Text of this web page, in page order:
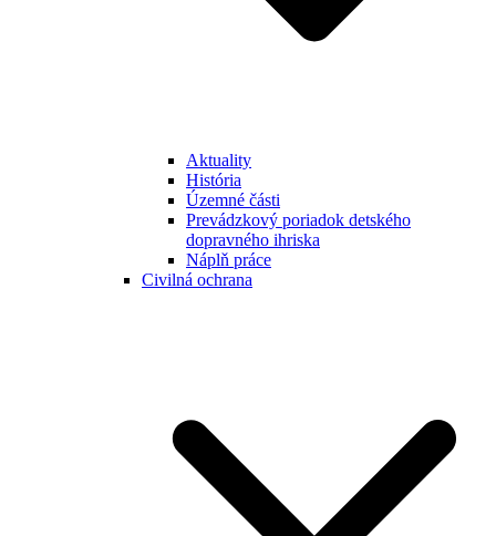
Aktuality
História
Územné části
Prevádzkový poriadok detského
dopravného ihriska
Náplň práce
Civilná ochrana